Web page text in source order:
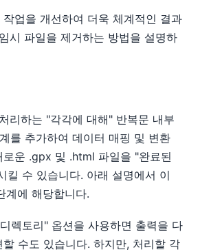
업을 개선하여 더욱 체계적인 결과
시 파일을 제거하는 방법을 설명하
리하는 "각각에 대해" 반복문 내부
를 추가하여 데이터 매핑 및 변환
로운 .gpx 및 .html 파일을 "완료된
킬 수 있습니다. 아래 설명에서 이
계에 해당합니다.
렉토리" 옵션을 사용하면 출력을 다
수도 있습니다. 하지만, 처리할 각